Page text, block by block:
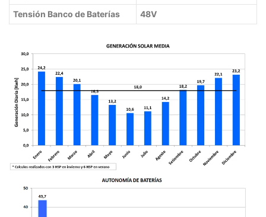
Tensión Banco de Baterías
48V